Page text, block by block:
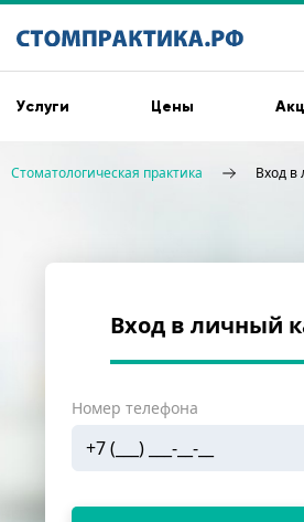
Услуги Цены
Стоматологическая практика Вход в
Вход в личный
Номер телефона